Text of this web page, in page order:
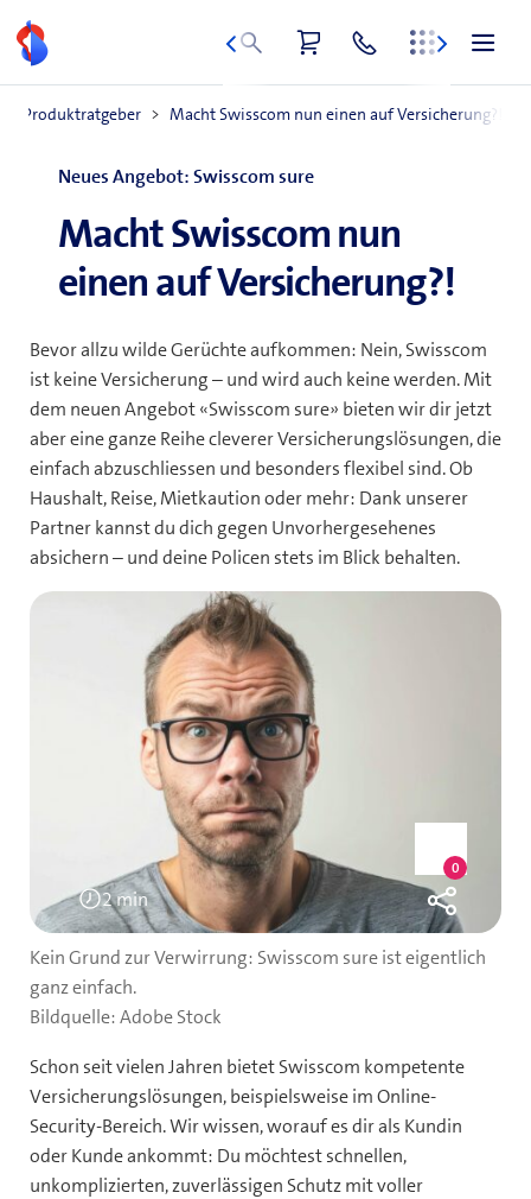
Inhalt
springen
Neues Angebot: Swisscom sure
Macht Swisscom nun
einen auf Versicherung?!
Bevor allzu wilde Gerüchte aufkommen: Nein, Swisscom
ist keine Versicherung – und wird auch keine werden. Mit
dem neuen Angebot «Swisscom sure» bieten wir dir jetzt
aber eine ganze Reihe cleverer Versicherungslösungen, die
einfach abzuschliessen und besonders flexibel sind. Ob
Haushalt, Reise, Mietkaution oder mehr: Dank unserer
Partner kannst du dich gegen Unvorhergesehenes
absichern – und deine Policen stets im Blick behalten.
Lesedauer:
2 min
Liken
00
likes
Kein Grund zur Verwirrung: Swisscom sure ist eigentlich
ganz einfach.
Bildquelle: Adobe Stock
Schon seit vielen Jahren bietet Swisscom kompetente
Versicherungslösungen, beispielsweise im Online-
Security-Bereich. Wir wissen, worauf es dir als Kundin
oder Kunde ankommt: Du möchtest schnellen,
unkomplizierten, zuverlässigen Schutz mit voller